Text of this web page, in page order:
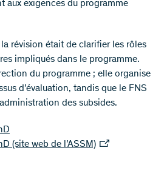
aux exigences du programme
révision était de clarifier les rôles
impliqués dans le programme.
du programme ; elle organise
d’évaluation, tandis que le FNS
des subsides.
(site web de l’ASSM)